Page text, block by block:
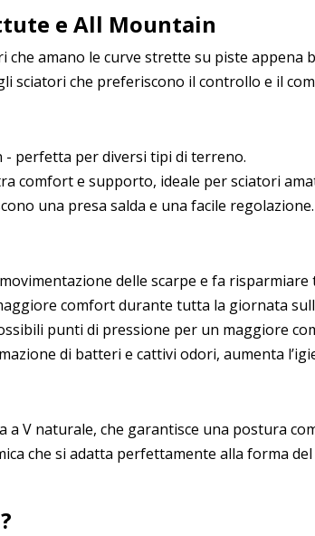
e All Mountain
che amano le curve strette su piste
sciatori che preferiscono il controllo e il
- perfetta per diversi tipi di terreno.
comfort e supporto, ideale per sciatori
una presa salda e una facile regolazione.
delle scarpe e fa risparmiare
comfort durante tutta la giornata
punti di pressione per un maggiore
di batteri e cattivi odori, aumenta
a V naturale, che garantisce una postura
che si adatta perfettamente alla forma